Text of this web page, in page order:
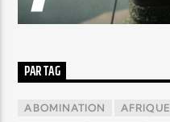
PAR TAG
ABOMINATION AFRIQUE